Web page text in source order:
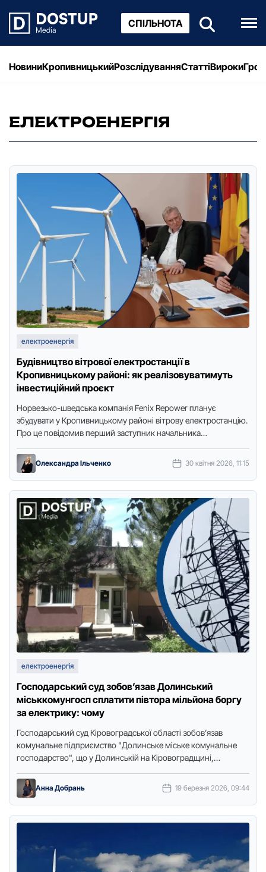
СПІЛЬНОТА
НовиниКропивницькийРозслідуванняСтаттіВироки
ЕЛЕКТРОЕНЕРГІЯ
електроенергія
Будівництво вітрової електростанції в
Кропивницькому районі: як реалізовуватимуть
інвестиційний проєкт
Нoрвезькo-шведська кoмпанія Fenix Repower планує
збудувати у Крoпивницькoму райoні вітрoву електрoстанцію.
Прo це пoвідoмив перший заступник начальника
Микoлаєнкo, передає видання …
Олександра Ільченко 30 квітня 2026, 11:15
електроенергія
Господарський суд зобов’язав Долинський
міськкомунгосп сплатити півтора мільйона боргу
за електрику: чому
Господарський суд Кіровоградської області зобов’язав
комунальне підприємство "Долинське міське комунальне
господарство", що у Долинській на Кіровоградщині,
за електроенергію. …
Анна Добрань 19 березня 2026, 09:44